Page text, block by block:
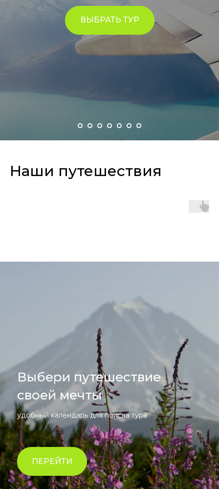
ВЫБРАТЬ ТУР
Наши путешествия
Выбери путешествие
своей мечты
удобный календарь для поиска тура
ПЕРЕЙТИ